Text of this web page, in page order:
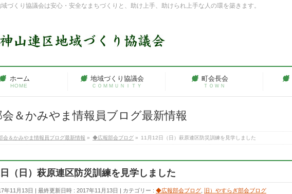
づくり協議会は安心・安全なまちづくりと、助け上手、助けられ上手な人の環を築きます。
ホーム
HOME
地域づくり協議会
ＣＯＭＭＵＮＩＴＹ
町会長会
ＴＯＷＮ
会＆かみやま情報員ブログ最新情報
会＆かみやま情報員ブログ最新情報 » ◆広報部会ブログ » 11月12日（日）萩原連区防災訓練を見学しました
（日）萩原連区防災訓練を見学しました
年11月13日 最終更新日時 : 2017年11月13日 カテゴリー : ◆広報部会ブログ 旧）やすらぎ部会ブログ